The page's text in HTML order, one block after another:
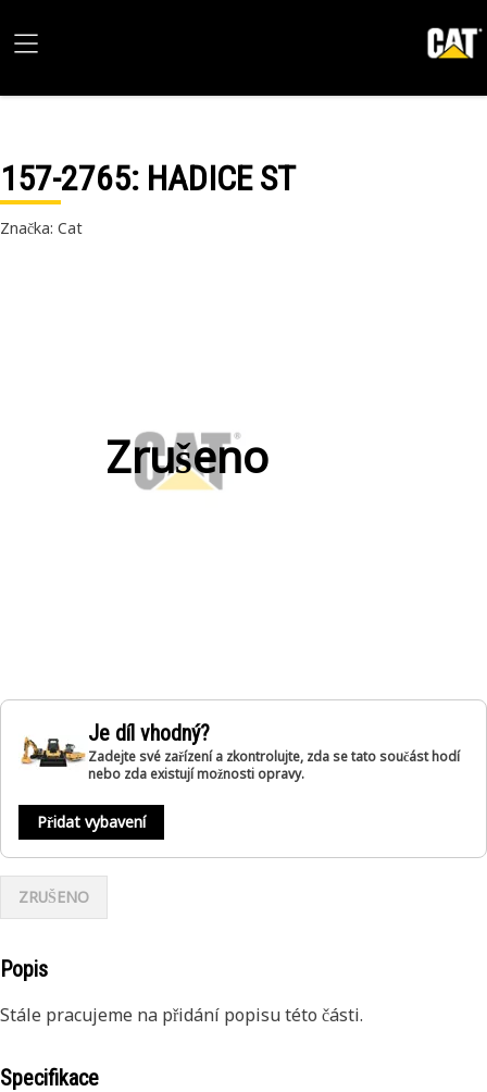
157-2765: HADICE ST
Značka: Cat
Zrušeno
Je díl vhodný?
Zadejte své zařízení a zkontrolujte, zda se tato součást hodí
nebo zda existují možnosti opravy.
Přidat vybavení
ZRUŠENO
Popis
Stále pracujeme na přidání popisu této části.
Specifikace